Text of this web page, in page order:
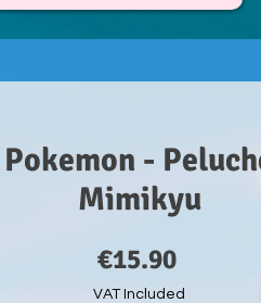
Pokemon -
Mimikyu
€15.90Price
VAT Included